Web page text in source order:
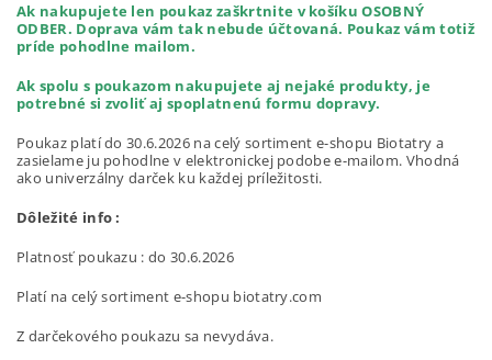
Ak nakupujete len poukaz zaškrtnite v košíkuOSOBNÝ
ODBER. Doprava vám tak nebude účtovaná. Poukaz vám totiž
príde pohodlne mailom.
Ak spolu s poukazom nakupujete aj nejaké produkty, je
potrebné si zvoliť aj spoplatnenú formu dopravy.
Poukaz platí do 30.6.2026 na celý sortiment e-shopu Biotatry a
zasielame ju pohodlne v elektronickej podobe e-mailom. Vhodná
ako univerzálny darček ku každej príležitosti.
Dôležité info :
Platnosť poukazu : do 30.6.2026
Platí na celý sortiment e-shopu biotatry.com
Z darčekového poukazu sa nevydáva.